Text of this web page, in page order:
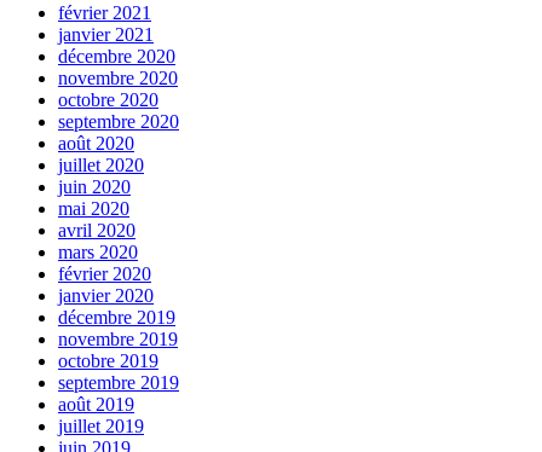
février 2021
janvier 2021
décembre 2020
novembre 2020
octobre 2020
septembre 2020
août 2020
juillet 2020
juin 2020
mai 2020
avril 2020
mars 2020
février 2020
janvier 2020
décembre 2019
novembre 2019
octobre 2019
septembre 2019
août 2019
juillet 2019
juin 2019